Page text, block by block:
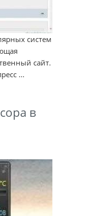
систем
сайт.
...
в